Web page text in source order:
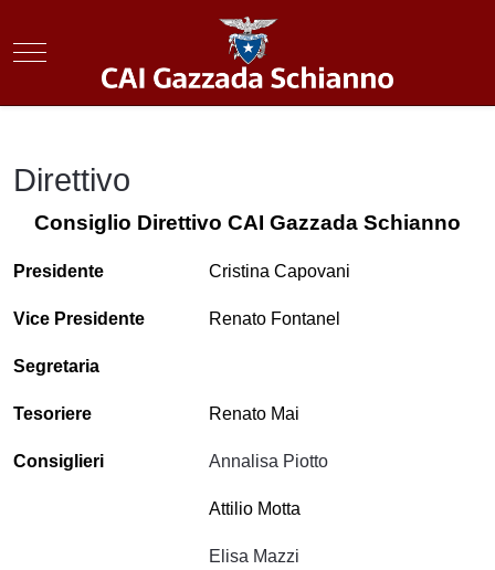
Mobile Menu Toggle
Direttivo
Consiglio Direttivo CAI Gazzada Schianno
Presidente Cristina Capovani
Vice Presidente
Segretaria
Tesoriere
Renato Fontanel
Renato Mai
Consiglieri Annalisa Piotto
Attilio Motta
Elisa Mazzi